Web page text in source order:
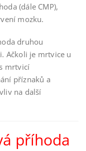
(dále CMP),
mozku.
druhou
Ačkoli je mrtvice u
mrtvicí
příznaků a
na další
příhoda